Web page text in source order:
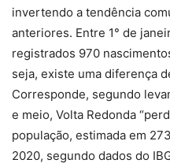
invertendo a tendência
anteriores. Entre 1° de
registrados 970
seja, existe uma diferença
Corresponde, segundo
e meio, Volta Redonda
população, estimada em
2020, segundo dados do